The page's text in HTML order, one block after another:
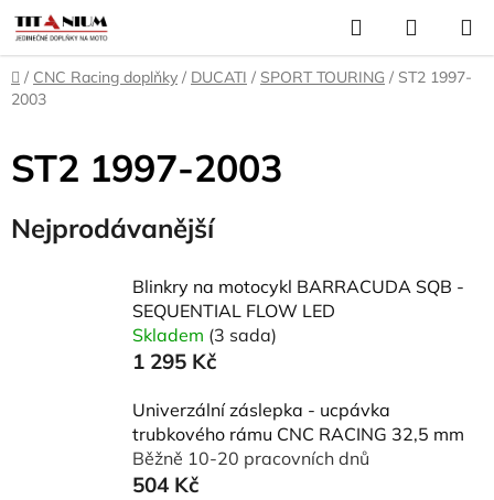
Přejít
na
obsah
Hledat
KOŠÍK
Domů
/ CNC Racing doplňky / DUCATI / SPORT TOURING / ST2 1997-
2003
ST2 1997-2003
Nejprodávanější
Blinkry na motocykl BARRACUDA SQB -
SEQUENTIAL FLOW LED
Skladem (3 sada)
1 295 Kč
Univerzální záslepka - ucpávka
trubkového rámu CNC RACING 32,5 mm
Běžně 10-20 pracovních dnů
504 Kč